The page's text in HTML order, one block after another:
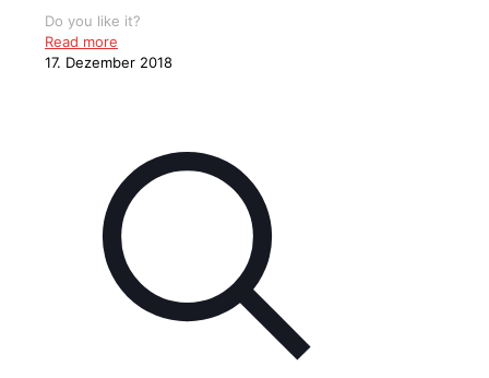
Do you like it?
Read more
17. Dezember 2018